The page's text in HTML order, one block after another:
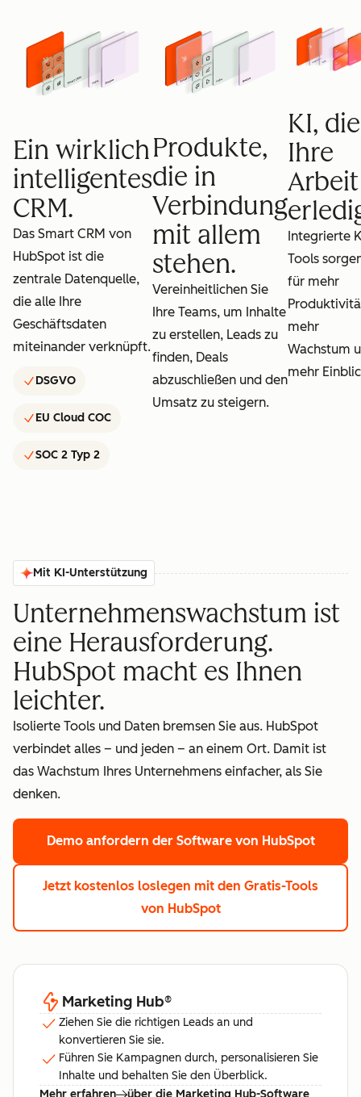
Ein wirklich
intelligentes
CRM.
Das Smart CRM von
HubSpot ist die
zentrale Datenquelle,
die alle Ihre
Geschäftsdaten
miteinander verknüpft.
DSGVO
EU Cloud COC
SOC 2 Typ 2
Produkte,
die in
Verbindung
mit allem
stehen.
Vereinheitlichen Sie
Ihre Teams, um Inhalte
zu erstellen, Leads zu
finden, Deals
abzuschließen und den
Umsatz zu steigern.
KI, die
Ihre
Arbeit
Integrierte
Tools
für mehr
mehr
Wachstum
mehr
Mit KI-Unterstützung
Unternehmenswachstum ist
eine Herausforderung.
HubSpot macht es Ihnen
leichter.
Isolierte Tools und Daten bremsen Sie aus. HubSpot
verbindet alles – und jeden – an einem Ort. Damit ist
das Wachstum Ihres Unternehmens einfacher, als Sie
denken.
Demo anfordern der Software von HubSpot
Jetzt kostenlos loslegen mit den Gratis-Tools
von HubSpot
Marketing Hub®
Ziehen Sie die richtigen Leads an und
konvertieren Sie sie.
Führen Sie Kampagnen durch, personalisieren Sie
Inhalte und behalten Sie den Überblick.
Mehr erfahren
über die Marketing Hub-Software